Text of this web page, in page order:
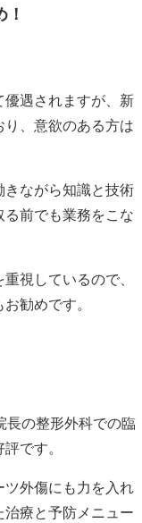
遇されますが、新
、意欲のある方は
ながら知識と技術
前でも業務をこな
視しているので、
勧めです。
長の整形外科での臨
です。
外傷にも力を入れ
療と予防メニュー